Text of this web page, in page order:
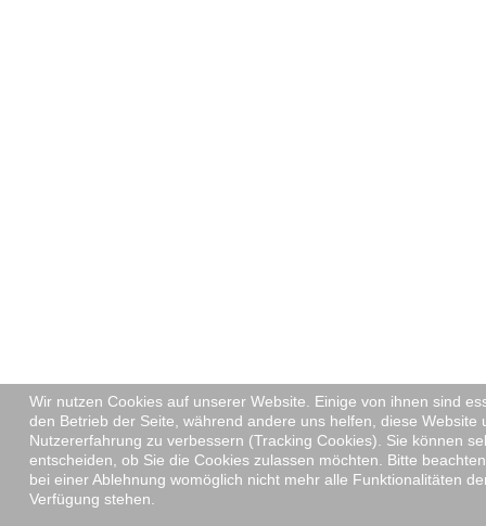
Wir nutzen Cookies auf unserer Website. Einige von ihnen sind
den Betrieb der Seite, während andere uns helfen, diese Website
Nutzererfahrung zu verbessern (Tracking Cookies). Sie können
entscheiden, ob Sie die Cookies zulassen möchten. Bitte
bei einer Ablehnung womöglich nicht mehr alle Funktionalitäten
Verfügung stehen.